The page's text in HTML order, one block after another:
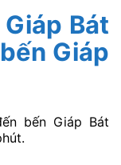
Bát
Giáp
bến Giáp Bát